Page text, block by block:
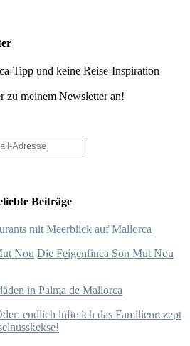
Tipp und keine Reise-Inspiration
zu meinem Newsletter an!
Beiträge
mit Meerblick auf Mallorca
Die Feigenfinca Son Mut Nou
in Palma de Mallorca
endlich lüfte ich das Familienrezept